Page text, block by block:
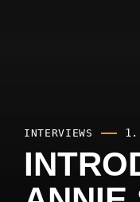
INTERVIEWS 1.